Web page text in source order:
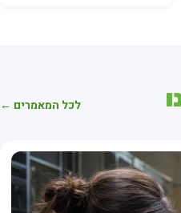
לכל המאמרים ←